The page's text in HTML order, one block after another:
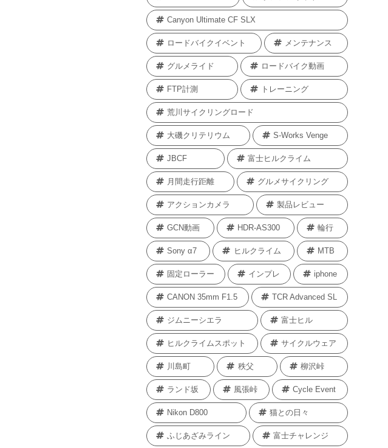
Canyon Ultimate CF SLX
ロードバイクイベント メンテナンス
グルメライド ロードバイク動画
FTP計測 トレーニング
荒川サイクリングロード
大磯クリテリウム S-Works Venge
JBCF 富士ヒルクライム
月間走行距離 グルメサイクリング
アクションカメラ 製品レビュー
GCN動画 HDR-AS300 輪行
Sony α7 ヒルクライム MTB
固定ローラー インプレ iphone
CANON 35mm F1.5 TCR Advanced SL
ジムニーシエラ 富士ヒル
ヒルクライムスポット サイクルウェア
川島町 秩父 柳沢峠
ランド坂 風張峠 Cycle Event
Nikon D800 猫との日々
ふじあざみライン 富士チャレンジ